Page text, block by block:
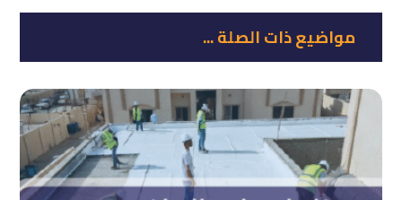
مواضيع ذات الصلة ...